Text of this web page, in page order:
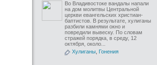
Во Владивостоке вандалы напали
на дом молитвы Центральной
церкви евангельских христиан-
баптистов. В результате, хулиганы
разбили камнями окно и
повредили вывеску. По словам
стражей порядка, в среду, 12
октября, около...
Хулиганы Гонения